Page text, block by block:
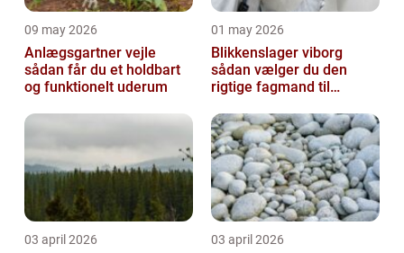
09 may 2026
Anlægsgartner vejle
sådan får du et holdbart
og funktionelt uderum
01 may 2026
Blikkenslager viborg
sådan vælger du den
rigtige fagmand til
03 april 2026 03 april 2026